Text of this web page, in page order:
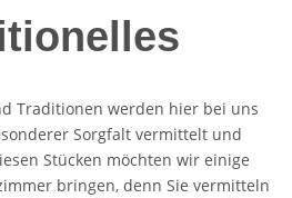
Traditionen werden hier bei uns
Sorgfalt vermittelt und
Stücken möchten wir einige
bringen, denn Sie vermitteln